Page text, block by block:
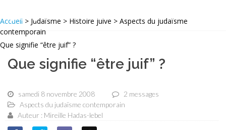
Accueil > Judaïsme > Histoire juive > Aspects du judaïsme
contemporain
Que signifie “être juif” ?
Que signifie “être juif” ?
samedi 8 novembre 2008
2 messages
Aspects du judaïsme contemporain
Auteur : Mireille Hadas-lebel